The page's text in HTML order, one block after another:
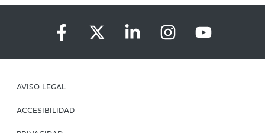
AVISO LEGAL
ACCESIBILIDAD